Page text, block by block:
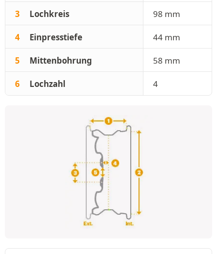
3 Lochkreis 98 mm
4 Einpresstiefe 44 mm
5 Mittenbohrung 58 mm
6 Lochzahl 4